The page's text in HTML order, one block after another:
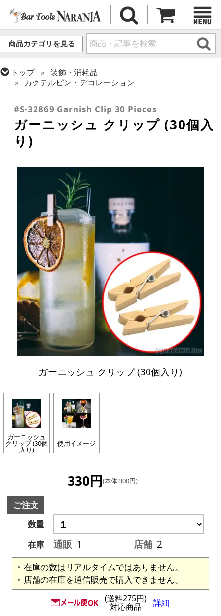
商品カテゴリを見る
トップ
装飾・消耗品
カクテルピン・デコレーション
#S-32869 Garnish Clip 30 Pieces
ガーニッシュ クリップ (30個入
り)
ガーニッシュ クリップ (30個入り)
ガーニッシュ
クリップ (30個
入り)
使用イメージ
330円(本体 300円)
ご注文
数量
在庫
通販 1 店舗 2
在庫の数はリアルタイムではありません。
店舗の在庫を通信販売で購入できません。
(送料275円)
対応商品 詳細